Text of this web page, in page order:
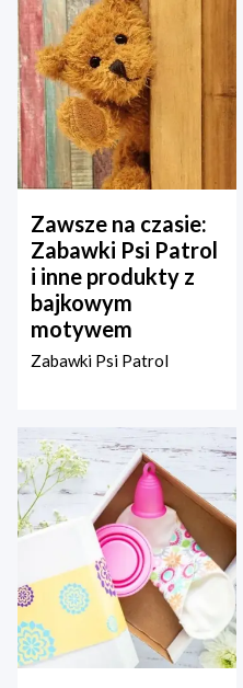
Zawsze na czasie:
Zabawki Psi Patrol
i inne produkty z
bajkowym
motywem
Zabawki Psi Patrol